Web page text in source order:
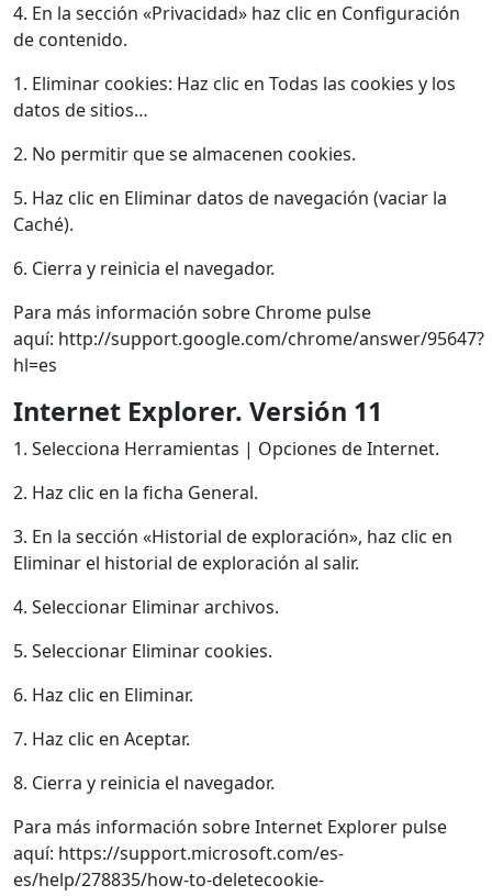
4. En la sección «Privacidad» haz clic en Configuración
de contenido.
1. Eliminar cookies: Haz clic en Todas las cookies y los
datos de sitios…
2. No permitir que se almacenen cookies.
5. Haz clic en Eliminar datos de navegación (vaciar la
Caché).
6. Cierra y reinicia el navegador.
Para más información sobre Chrome pulse
aquí: http://support.google.com/chrome/answer/95647?
hl=es
Internet Explorer. Versión 11
1. Selecciona Herramientas | Opciones de Internet.
2. Haz clic en la ficha General.
3. En la sección «Historial de exploración», haz clic en
Eliminar el historial de exploración al salir.
4. Seleccionar Eliminar archivos.
5. Seleccionar Eliminar cookies.
6. Haz clic en Eliminar.
7. Haz clic en Aceptar.
8. Cierra y reinicia el navegador.
Para más información sobre Internet Explorer pulse
aquí: https://support.microsoft.com/es-
es/help/278835/how-to-deletecookie-